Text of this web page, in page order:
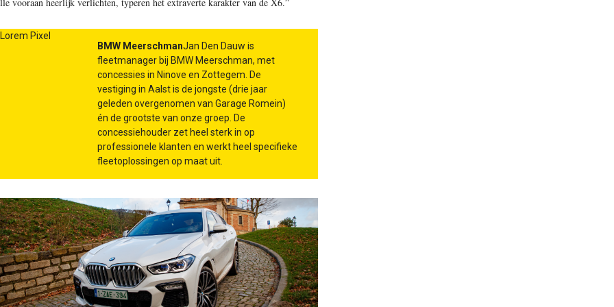
BMW MeerschmanJan Den Dauw is
fleetmanager bij BMW Meerschman, met
concessies in Ninove en Zottegem. De
vestiging in Aalst is de jongste (drie jaar
geleden overgenomen van Garage Romein)
én de grootste van onze groep. De
concessiehouder zet heel sterk in op
professionele klanten en werkt heel specifieke
fleetoplossingen op maat uit.